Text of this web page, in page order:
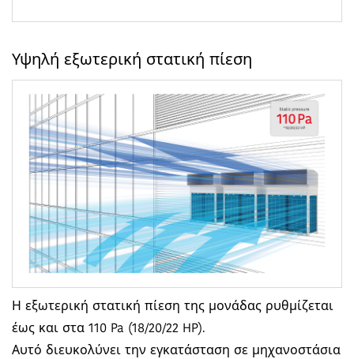
Υψηλή εξωτερική στατική πίεση
Η εξωτερική στατική πίεση της μονάδας ρυθμίζεται
έως και στα 110 Pa (18/20/22 HP).
Αυτό διευκολύνει την εγκατάσταση σε μηχανοστάσια